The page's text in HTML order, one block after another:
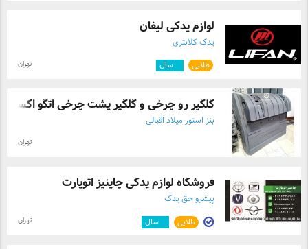
لوازم یدکی لیفان
یدک کلانتری
طلایی سال تهران
گلگیر رو چرخی و گلگیر پشت چرخی اتگو اکسو ...
بنز استور میلاد اقبالی
تهران
فروشگاه لوازم یدکی چاینیز اتوپارت
پیشرو حق یدک
طلایی سال تهران